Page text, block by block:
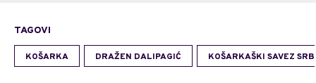
TAGOVI
KOŠARKA DRAŽEN DALIPAGIĆ KOŠARKAŠKI SAVEZ